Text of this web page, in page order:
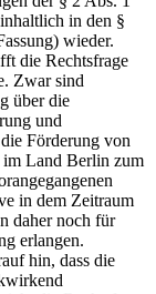
in den §
wieder.
die Rechtsfrage
Zwar sind
über die
und
Förderung von
im Land Berlin zum
in dem Zeitraum
daher noch für
erlangen.
hin, dass die